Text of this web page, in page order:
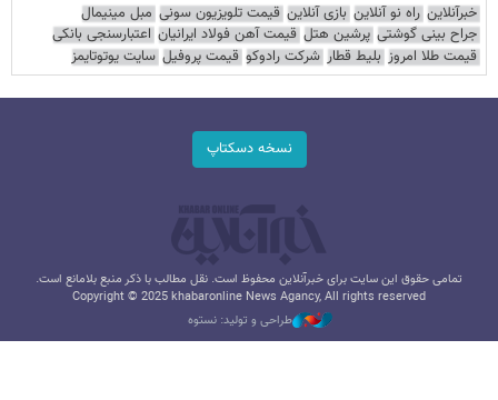
خبرآنلاین راه نو آنلاین بازی آنلاین قیمت تلویزیون سونی مبل مینیمال
جراح بینی گوشتی پرشین هتل قیمت آهن فولاد ایرانیان اعتبارسنجی بانکی
قیمت طلا امروز بلیط قطار شرکت رادوکو قیمت پروفیل سایت یوتوتایمز
نسخه دسکتاپ
تمامی حقوق این سایت برای خبرآنلاین محفوظ است. نقل مطالب با ذکر منبع بلامانع است.
Copyright © 2025 khabaronline News Agancy, All rights reserved
طراحی و تولید: نستوه